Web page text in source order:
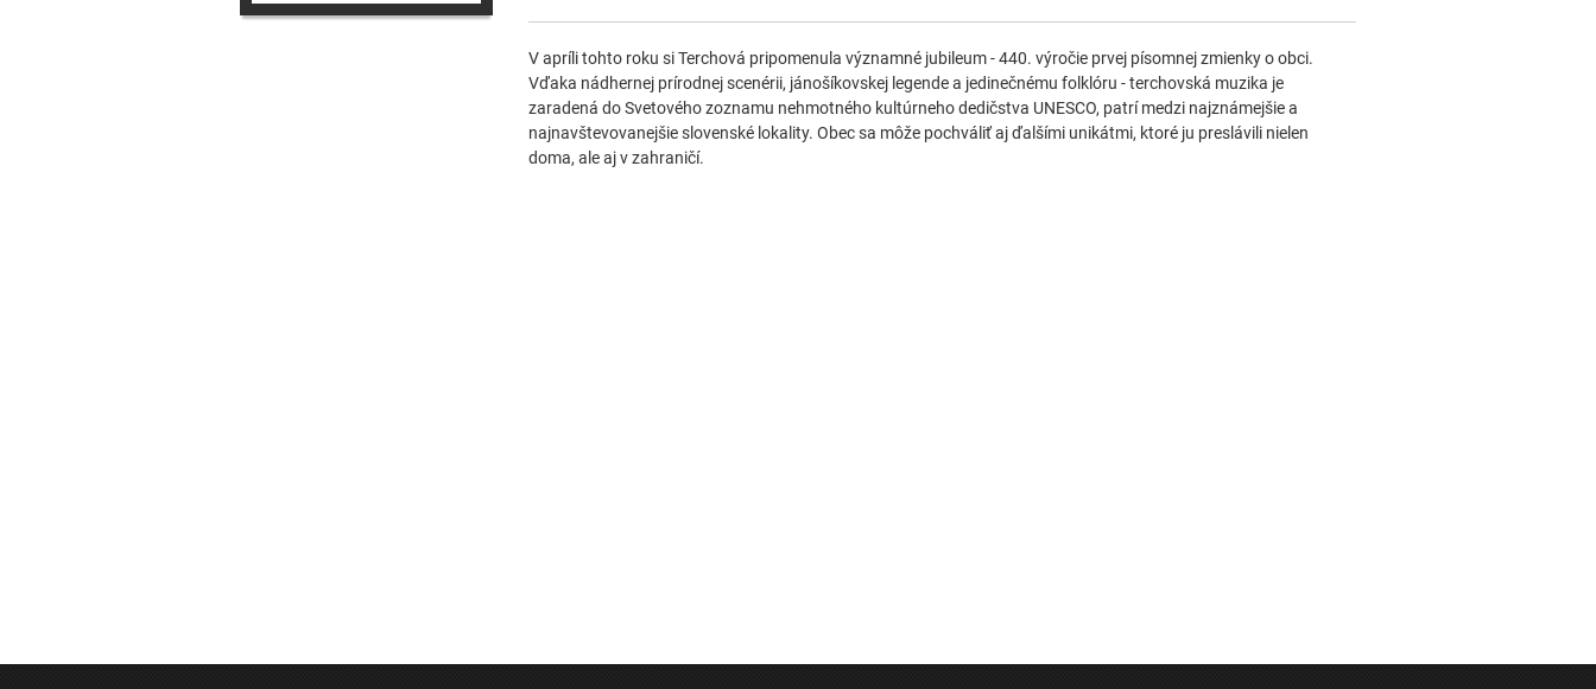
V apríli tohto roku si Terchová pripomenula významné jubileum - 440. výročie prvej písomnej zmienky o obci.
Vďaka nádhernej prírodnej scenérii, jánošíkovskej legende a jedinečnému folklóru - terchovská muzika je
zaradená do Svetového zoznamu nehmotného kultúrneho dedičstva UNESCO, patrí medzi najznámejšie a
najnavštevovanejšie slovenské lokality. Obec sa môže pochváliť aj ďalšími unikátmi, ktoré ju preslávili nielen
doma, ale aj v zahraničí.